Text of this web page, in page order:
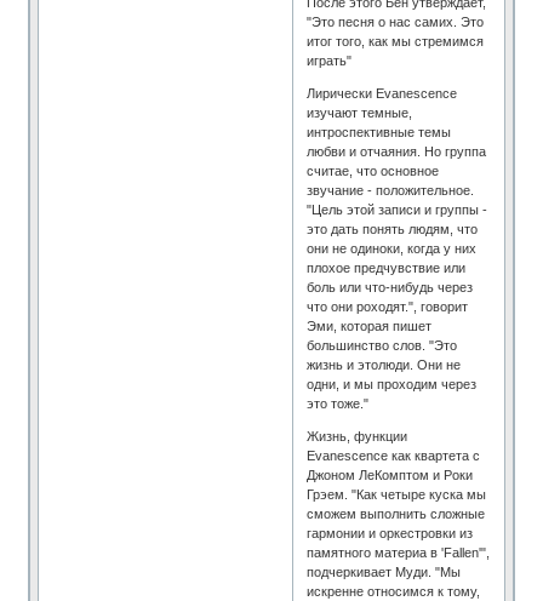
"Это песня о нас самих. Это
итог того, как мы стремимся
играть"
Лирически Evanescence
изучают темные,
интроспективные темы
любви и отчаяния. Но группа
считае, что основное
звучание - положительное.
"Цель этой записи и группы -
это дать понять людям, что
они не одиноки, когда у них
плохое предчувствие или
боль или что-нибудь через
что они роходят.", говорит
Эми, которая пишет
большинство слов. "Это
жизнь и этолюди. Они не
одни, и мы проходим через
это тоже."
Жизнь, функции
Evanescence как квартета с
Джоном ЛеКомптом и Роки
Грэем. "Как четыре куска мы
сможем выполнить сложные
гармонии и оркестровки из
памятного материа в 'Fallen'",
подчеркивает Муди. "Мы
искренне относимся к тому,